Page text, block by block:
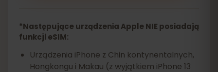
*Następujące urządzenia Apple NIE posiadają
funkcji eSIM:
Urządzenia iPhone z Chin kontynentalnych,
Hongkongu i Makau (z wyjątkiem iPhone 13